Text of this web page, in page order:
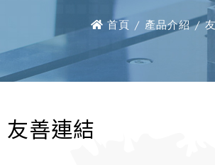
首頁 / 產品介紹 /
友善連結